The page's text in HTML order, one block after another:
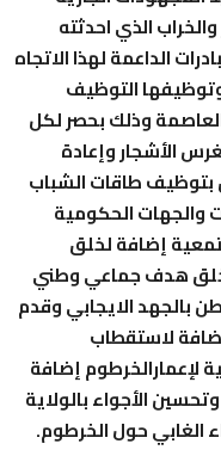
والخراب الذي احدثته
الداعمة لهذا الاتجاه
التوظيف
وذلك بحصر لكل
الأشجار وإعادة
بتوظيف طاقات الشباب
والجهات الحكومية
إضافة لخلق
لخلق هدف جماعي وطني
بالجهد الايجابي وقدم
لاستقطاب
إضافة
الأجواء بالولاية
الغابي حول الخرطوم.